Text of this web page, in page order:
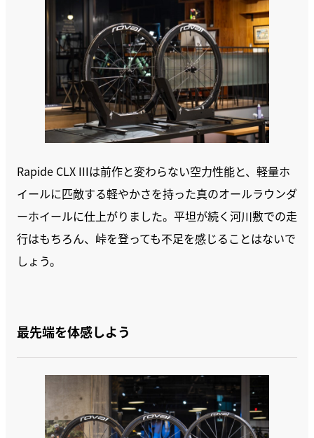
Rapide CLX IIIは前作と変わらない空力性能と、軽量ホ
イールに匹敵する軽やかさを持った真のオールラウンダ
ーホイールに仕上がりました。平坦が続く河川敷での走
行はもちろん、峠を登っても不足を感じることはないで
しょう。
最先端を体感しよう